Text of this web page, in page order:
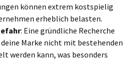
können extrem kostspielig
erheblich belasten.
: Eine gründliche Recherche
Marke nicht mit bestehenden
werden kann, was besonders